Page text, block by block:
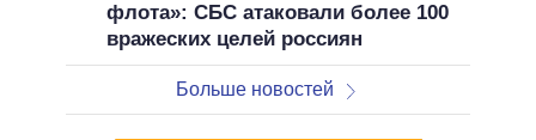
флота»: СБС атаковали более 100
вражеских целей россиян
Больше новостей